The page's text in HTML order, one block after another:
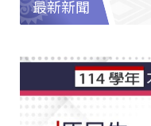
最新新聞